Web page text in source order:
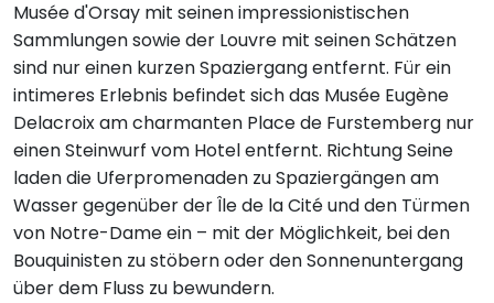
Musée d'Orsay mit seinen impressionistischen
Sammlungen sowie der Louvre mit seinen Schätzen
sind nur einen kurzen Spaziergang entfernt. Für ein
intimeres Erlebnis befindet sich das Musée Eugène
Delacroix am charmanten Place de Furstemberg nur
einen Steinwurf vom Hotel entfernt. Richtung Seine
laden die Uferpromenaden zu Spaziergängen am
Wasser gegenüber der Île de la Cité und den Türmen
von Notre-Dame ein – mit der Möglichkeit, bei den
Bouquinisten zu stöbern oder den Sonnenuntergang
über dem Fluss zu bewundern.